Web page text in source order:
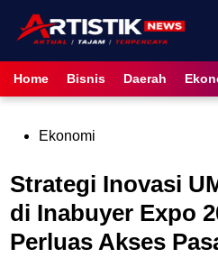
content
Home Bisnis Daerah
PostedEkonomi
Strategi Inovasi
di Inabuyer Expo
Perluas Akses